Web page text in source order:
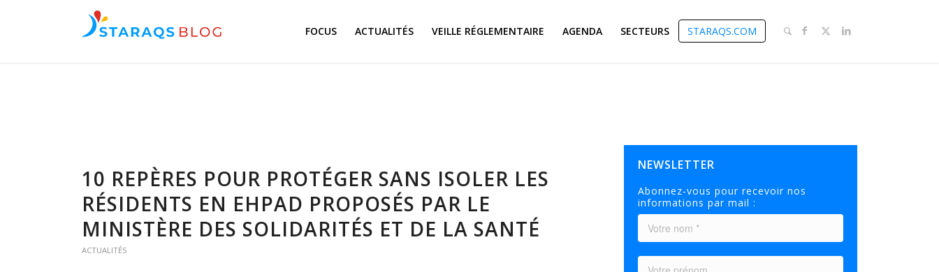
FOCUS ACTUALITÉS VEILLE RÉGLEMENTAIRE AGENDA SECTEURS STARAQS.COM
10 REPÈRES POUR PROTÉGER SANS ISOLER LES
RÉSIDENTS EN EHPAD PROPOSÉS PAR LE
MINISTÈRE DES SOLIDARITÉS ET DE LA SANTÉ
ACTUALITÉS
NEWSLETTER